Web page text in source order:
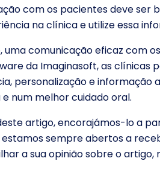
com os pacientes deve ser
na clínica e utilize essa
uma comunicação eficaz com
da Imaginasoft, as clínicas
personalização e informação
num melhor cuidado oral.
artigo, encorajámos-lo a
estamos sempre abertos a
a sua opinião sobre o